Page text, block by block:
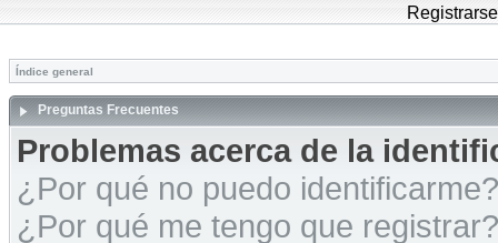
Registrarse
Índice general
Preguntas Frecuentes
Problemas acerca de la
¿Por qué no puedo identificarme?
¿Por qué me tengo que registrar?